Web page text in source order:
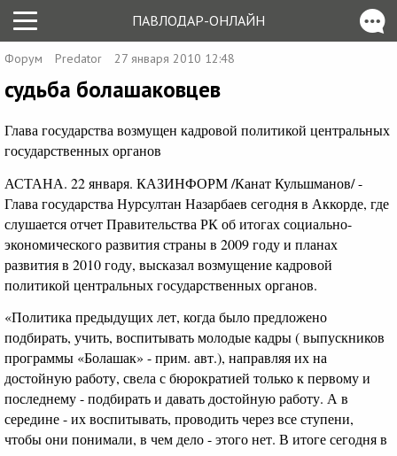
ПАВЛОДАР-ОНЛАЙН
Форум Predator 27 января 2010 12:48
судьба болашаковцев
Глава государства возмущен кадровой политикой центральных
государственных органов
АСТАНА. 22 января. КАЗИНФОРМ /Канат Кульшманов/ -
Глава государства Нурсултан Назарбаев сегодня в Аккорде, где
слушается отчет Правительства РК об итогах социально-
экономического развития страны в 2009 году и планах
развития в 2010 году, высказал возмущение кадровой
политикой центральных государственных органов.
«Политика предыдущих лет, когда было предложено
подбирать, учить, воспитывать молодые кадры ( выпускников
программы «Болашак» - прим. авт.), направляя их на
достойную работу, свела с бюрократией только к первому и
последнему - подбирать и давать достойную работу. А в
середине - их воспитывать, проводить через все ступени,
чтобы они понимали, в чем дело - этого нет. В итоге сегодня в